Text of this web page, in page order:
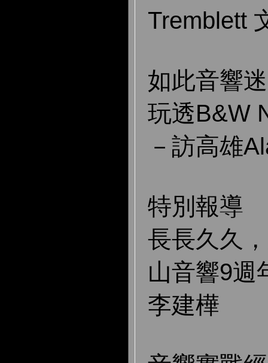
Tremblett
如此音響迷
玩透B&W
－訪高雄
特別報導
長長久久
山音響9週
李建樺